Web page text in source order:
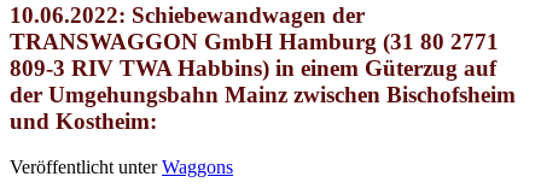
10.06.2022: Schiebewandwagen der
TRANSWAGGON GmbH Hamburg (31 80 2771
809-3 RIV TWA Habbins) in einem Güterzug auf
der Umgehungsbahn Mainz zwischen Bischofsheim
und Kostheim:
Veröffentlicht unter Waggons